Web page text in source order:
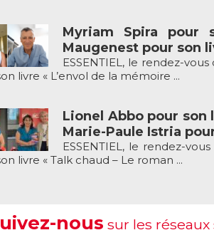
Myriam Spira pour
Maugenest pour son
ESSENTIEL, le rendez-
livre « L’envol de la mémoire ...
Lionel Abbo pour son
Marie-Paule Istria
ESSENTIEL, le rendez-
livre « Talk chaud – Le roman ...
nous sur les réseaux